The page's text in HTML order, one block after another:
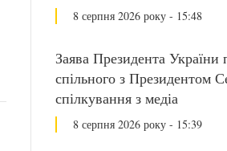
8 серпня 2026 року - 15:48
Заява Президента України
спільного з Президентом
спілкування з медіа
8 серпня 2026 року - 15:39